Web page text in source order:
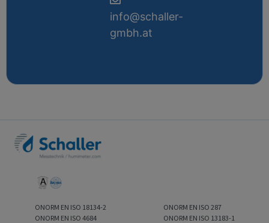
info@schaller-
gmbh.at
ONORM EN ISO 18134-2
ONORM EN ISO 4684
ONORM EN ISO 287
ONORM EN ISO 13183-1